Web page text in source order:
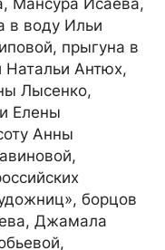
Мансура Исаева,
в воду Ильи
прыгуна в
Натальи Антюх,
Лысенко,
Елены
Анны
борцов
Джамала